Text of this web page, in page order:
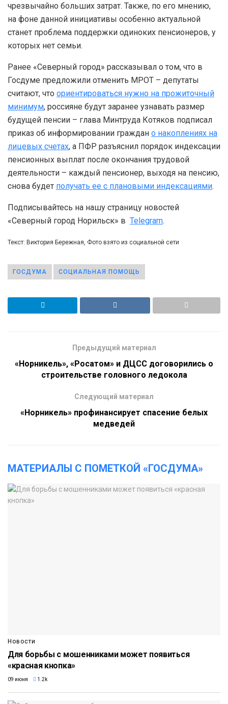
чрезвычайно больших затрат. Также, по его мнению,
на фоне данной инициативы особенно актуальной
станет проблема поддержки одиноких пенсионеров, у
которых нет семьи.
Ранее «Северный город» рассказывал о том, что в
Госдуме предложили отменить МРОТ – депутаты
считают, что ориентироваться нужно на прожиточный
минимум, россияне будут заранее узнавать размер
будущей пенсии – глава Минтруда Котяков подписал
приказ об информировании граждан о накоплениях на
лицевых счетах, а ПФР разъяснил порядок индексации
пенсионных выплат после окончания трудовой
деятельности – каждый пенсионер, выходя на пенсию,
снова будет получать ее с плановыми индексациями.
Подписывайтесь на нашу страницу новостей
«Северный город Норильск» в Telegram.
Текст: Виктория Бережная, Фото взято из социальной сети
ГОСДУМА СОЦИАЛЬНАЯ ПОМОЩЬ
Предыдущий материал
«Норникель», «Росатом» и ДЦСС договорились о
строительстве головного ледокола
Следующий материал
«Норникель» профинансирует спасение белых
медведей
МАТЕРИАЛЫ С ПОМЕТКОЙ «ГОСДУМА»
Новости
Для борьбы с мошенниками может появиться
«красная кнопка»
09 июня 1.2k